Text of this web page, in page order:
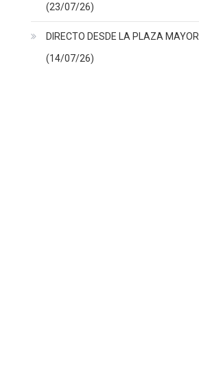
(23/07/26)
DIRECTO DESDE LA PLAZA MAYOR
(14/07/26)